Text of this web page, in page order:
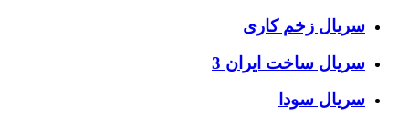
سریال زخم کاری
سریال ساخت ایران 3
سریال سودا